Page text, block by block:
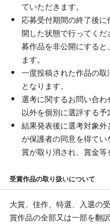
ていただきます。
応募受付期間の終了後
開した状態で行ってく
募作品を非公開にする
ます。
一度投稿された作品の
となります。
選考に関するお問い合
以外を個別に選評する予
結果発表後に選考対象
が保護者の同意を得て
賞が取り消され、賞金等
受賞作品の取り扱いについて
大賞、佳作、特選、入選の
賞作品の全部又は一部を翻